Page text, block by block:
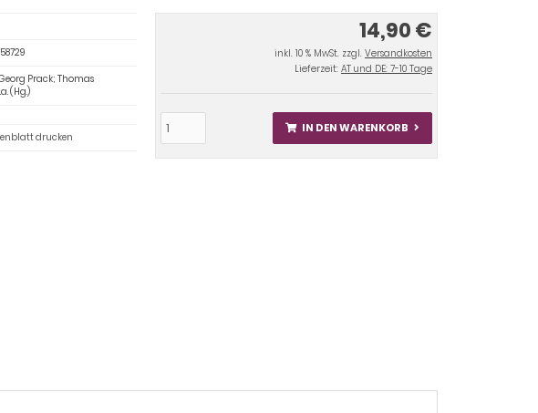
14,90 €
inkl. 10 % MwSt. zzgl. Versandkosten
Lieferzeit: AT und DE: 7-10 Tage
IN DEN WARENKORB
Prack; Thomas
(Hg.)
drucken